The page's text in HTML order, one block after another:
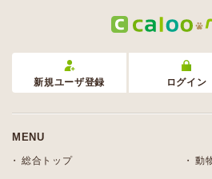
新規ユーザ登録 ログイン
MENU
総合トップ 動